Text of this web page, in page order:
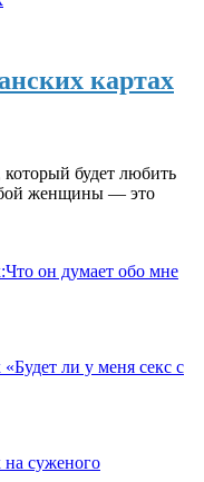
картах
будет любить
женщины — это
он думает обо мне
ли у меня секс с
на суженого